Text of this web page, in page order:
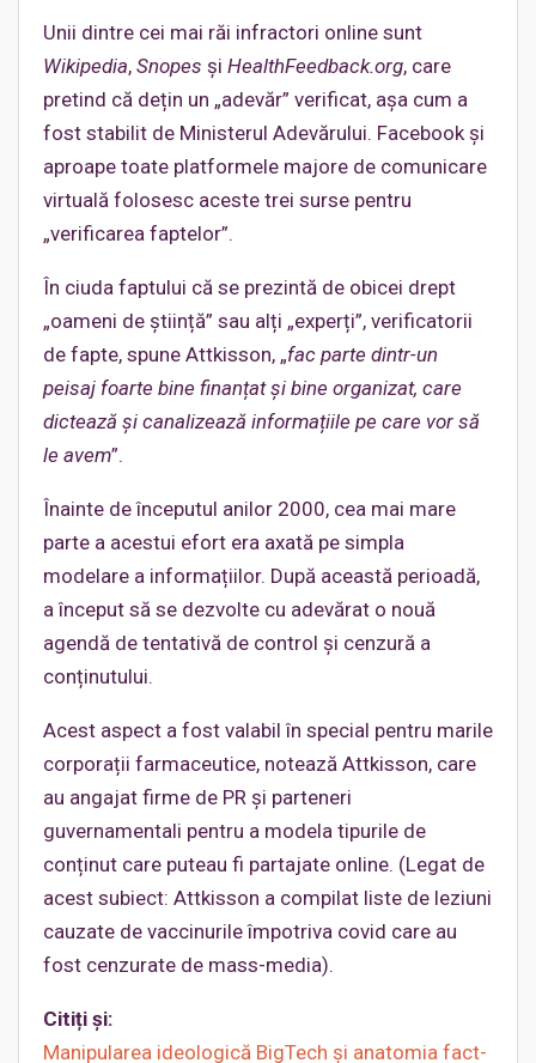
Unii dintre cei mai răi infractori online sunt
Wikipedia, Snopes și HealthFeedback.org, care
pretind că dețin un „adevăr” verificat, așa cum a
fost stabilit de Ministerul Adevărului. Facebook și
aproape toate platformele majore de comunicare
virtuală folosesc aceste trei surse pentru
„verificarea faptelor”.
În ciuda faptului că se prezintă de obicei drept
„oameni de știință” sau alți „experți”, verificatorii
de fapte, spune Attkisson, „fac parte dintr-un
peisaj foarte bine finanțat și bine organizat, care
dictează și canalizează informațiile pe care vor să
le avem”.
Înainte de începutul anilor 2000, cea mai mare
parte a acestui efort era axată pe simpla
modelare a informațiilor. După această perioadă,
a început să se dezvolte cu adevărat o nouă
agendă de tentativă de control și cenzură a
conținutului.
Acest aspect a fost valabil în special pentru marile
corporații farmaceutice, notează Attkisson, care
au angajat firme de PR și parteneri
guvernamentali pentru a modela tipurile de
conținut care puteau fi partajate online. (Legat de
acest subiect: Attkisson a compilat liste de leziuni
cauzate de vaccinurile împotriva covid care au
fost cenzurate de mass-media).
Citiți și:
Manipularea ideologică BigTech și anatomia fact-